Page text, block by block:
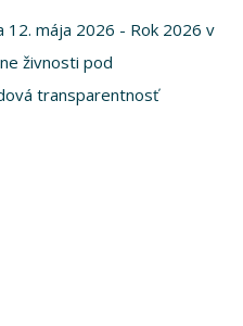
12. mája 2026 - Rok 2026 v
živnosti pod
transparentnosť